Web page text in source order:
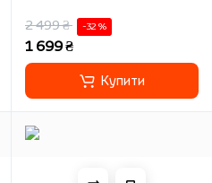
2 499 ₴
-32 %
1 699 ₴
Купити